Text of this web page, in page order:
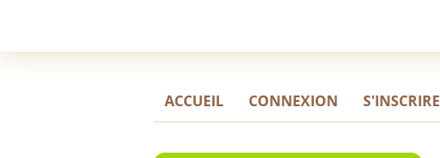
ACCUEIL CONNEXION S'INSCRIRE